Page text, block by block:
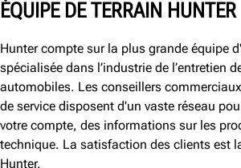
ÉQUIPE DE TERRAIN HUNTER
Hunter compte sur la plus grande équipe
spécialisée dans l’industrie de l’entretien
automobiles. Les conseillers
de service disposent d'un vaste réseau
votre compte, des informations sur les
technique. La satisfaction des clients est
Hunter.